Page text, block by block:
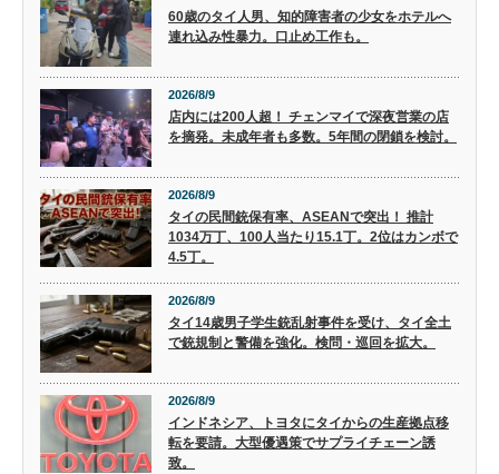
60歳のタイ人男、知的障害者の少女をホテルへ
連れ込み性暴力。口止め工作も。
2026/8/9
店内には200人超！ チェンマイで深夜営業の店
を摘発。未成年者も多数。5年間の閉鎖を検討。
2026/8/9
タイの民間銃保有率、ASEANで突出！ 推計
1034万丁、100人当たり15.1丁。2位はカンボで
4.5丁。
2026/8/9
タイ14歳男子学生銃乱射事件を受け、タイ全土
で銃規制と警備を強化。検問・巡回を拡大。
2026/8/9
インドネシア、トヨタにタイからの生産拠点移
転を要請。大型優遇策でサプライチェーン誘
致。